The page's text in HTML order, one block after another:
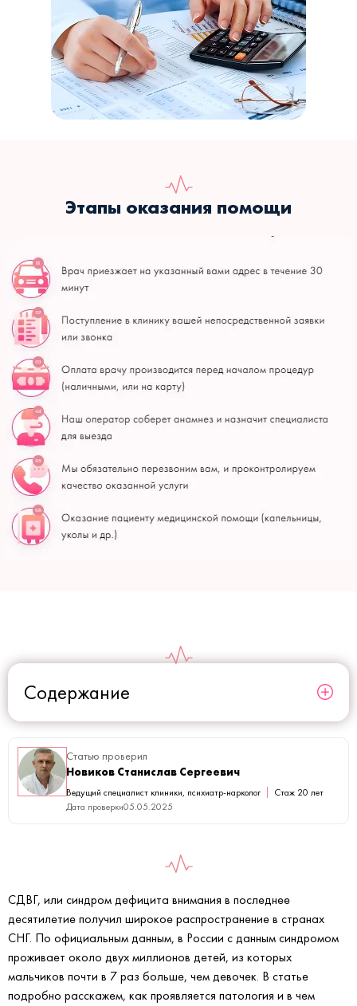
Этапы оказания помощи
Содержание
Статью проверил
Новиков Станислав Сергеевич
Ведущий специалист клиники, психиатр-нарколог
Стаж 20 лет
Дата проверки05.05.2025
СДВГ, или синдром дефицита внимания в последнее
десятилетие получил широкое распространение в странах
СНГ. По официальным данным, в России с данным синдромом
проживает около двух миллионов детей, из которых
мальчиков почти в 7 раз больше, чем девочек. В статье
подробно расскажем, как проявляется патология и в чем